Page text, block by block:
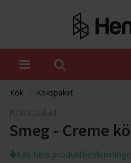
Kök Kökspaket
Kökspaket
Smeg - Creme
Läs hela